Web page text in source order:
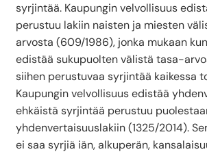
syrjintää. Kaupungin velvollisuus
perustuu lakiin naisten ja miesten
arvosta (609/1986), jonka mukaan
edistää sukupuolten välistä tasa-
siihen perustuvaa syrjintää kaikessa
Kaupungin velvollisuus edistää
ehkäistä syrjintää perustuu
yhdenvertaisuuslakiin (1325/2014).
ei saa syrjiä iän, alkuperän,